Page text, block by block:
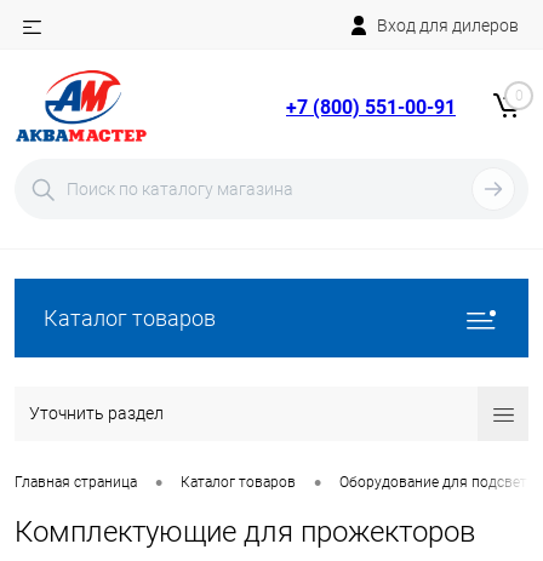
Вход для дилеров
+7 (800) 551-00-91 0
Каталог товаров
Уточнить раздел
Главная страница • Каталог товаров • Оборудование для
Комплектующие для прожекторов